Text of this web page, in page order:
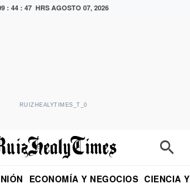
: 44 : 48 HRS AGOSTO 07, 2026
RUIZHEALYTIMES_T_0
ECONOMÍA Y NEGOCIOS CIENCIA